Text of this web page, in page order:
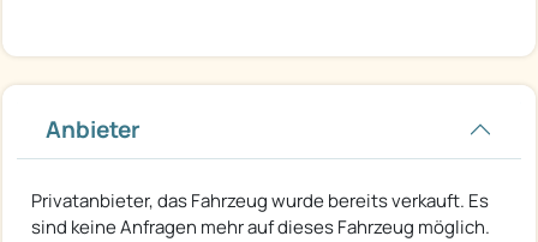
Anbieter
Privatanbieter, das Fahrzeug wurde bereits verkauft. Es
sind keine Anfragen mehr auf dieses Fahrzeug möglich.